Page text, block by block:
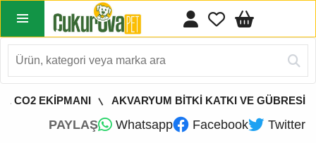
CO2 EKİPMANI AKVARYUM BİTKİ KATKI VE GÜBRESİ
PAYLAŞ Whatsapp Facebook Twitter